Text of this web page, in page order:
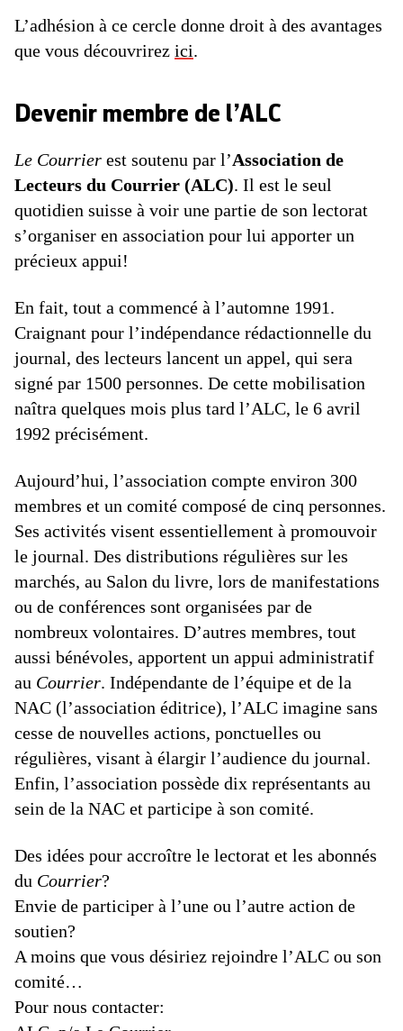
L’adhésion à ce cercle donne droit à des avantages
que vous découvrirez ici.
Devenir membre de l’ALC
Le Courrier est soutenu par l’Association de
Lecteurs du Courrier (ALC). Il est le seul
quotidien suisse à voir une partie de son lectorat
s’organiser en association pour lui apporter un
précieux appui!
En fait, tout a commencé à l’automne 1991.
Craignant pour l’indépendance rédactionnelle du
journal, des lecteurs lancent un appel, qui sera
signé par 1500 personnes. De cette mobilisation
naîtra quelques mois plus tard l’ALC, le 6 avril
1992 précisément.
Aujourd’hui, l’association compte environ 300
membres et un comité composé de cinq personnes.
Ses activités visent essentiellement à promouvoir
le journal. Des distributions régulières sur les
marchés, au Salon du livre, lors de manifestations
ou de conférences sont organisées par de
nombreux volontaires. D’autres membres, tout
aussi bénévoles, apportent un appui administratif
au Courrier. Indépendante de l’équipe et de la
NAC (l’association éditrice), l’ALC imagine sans
cesse de nouvelles actions, ponctuelles ou
régulières, visant à élargir l’audience du journal.
Enfin, l’association possède dix représentants au
sein de la NAC et participe à son comité.
Des idées pour accroître le lectorat et les abonnés
du Courrier?
Envie de participer à l’une ou l’autre action de
soutien?
A moins que vous désiriez rejoindre l’ALC ou son
comité…
Pour nous contacter: